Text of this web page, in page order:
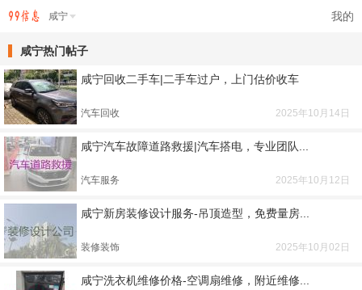
我的
咸宁
咸宁热门帖子
咸宁回收二手车|二手车过户，上门估价收车
汽车回收 2025年10月14日
咸宁汽车故障道路救援|汽车搭电，专业团队...
汽车服务 2025年10月12日
咸宁新房装修设计服务-吊顶造型，免费量房...
装修装饰 2025年10月02日
咸宁洗衣机维修价格-空调扇维修，附近维修...